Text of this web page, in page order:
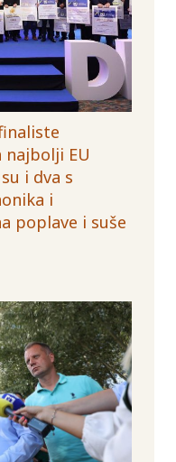
EU
i dva s
i
poplave i suše